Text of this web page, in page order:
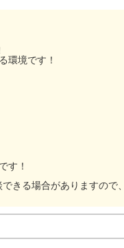
環境です！
す！
きる場合がありますので